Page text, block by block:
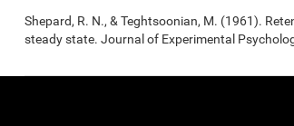
Shepard, R. N., & Teghtsoonian, M. (1961).
steady state. Journal of Experimental